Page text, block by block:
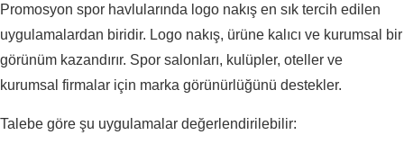
Promosyon spor havlularında logo nakış en sık tercih edilen
uygulamalardan biridir. Logo nakış, ürüne kalıcı ve kurumsal bir
görünüm kazandırır. Spor salonları, kulüpler, oteller ve
kurumsal firmalar için marka görünürlüğünü destekler.
Talebe göre şu uygulamalar değerlendirilebilir: